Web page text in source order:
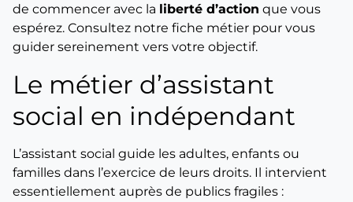
de commencer avec la liberté d’action que vous
espérez. Consultez notre fiche métier pour vous
guider sereinement vers votre objectif.
Le métier d’assistant
social en indépendant
L’assistant social guide les adultes, enfants ou
familles dans l’exercice de leurs droits. Il intervient
essentiellement auprès de publics fragiles :